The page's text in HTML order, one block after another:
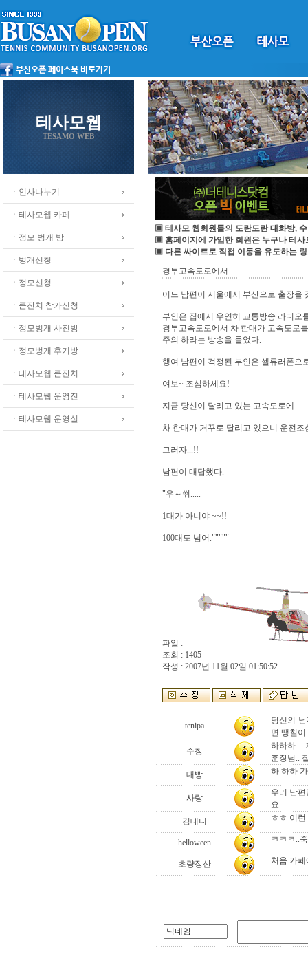
테사모웹
TESAMO WEB
ㆍ인사나누기
ㆍ테사모웹 카페
ㆍ정모 벙개 방
ㆍ벙개신청
ㆍ정모신청
ㆍ큰잔치 참가신청
ㆍ정모벙개 사진방
ㆍ정모벙개 후기방
ㆍ테사모웹 큰잔치
ㆍ테사모웹 운영진
ㆍ테사모웹 운영실
▣ 테사모 웹회원들의 도란도란 대화방,
▣ 홈페이지에 가입한 회원은 누구나 테사
▣ 다른 싸이트로 직접 이동을 유도하는
경부고속도로에서
어느 남편이 서울에서 부산으로 출장을
부인은 집에서 우연히 교통방송 라디오
경부고속도로에서 차 한대가 고속도로
주의 하라는 방송을 들었다.
행여 남편이 걱정된 부인은 셀류러폰으
여보~ 조심하세요!
지금 당신이 달리고 있는 고속도로에
차 한대가 거꾸로 달리고 있으니 운전조
그러자...!!
남편이 대답했다.
"우～쒸.....
1대가 아니야 ~~!!
100대도 넘어."""""
파일 :
조회 : 1405
작성 : 2007년 11월 02일 01:50:52
tenipa
당신의
면 땡칠
수창
하하하....
훈장님..
대빵
하 하하
사랑
우리 남
요..
김테니
ㅎㅎ 이
helloween ㅋㅋㅋ..
초량장산 처음 카